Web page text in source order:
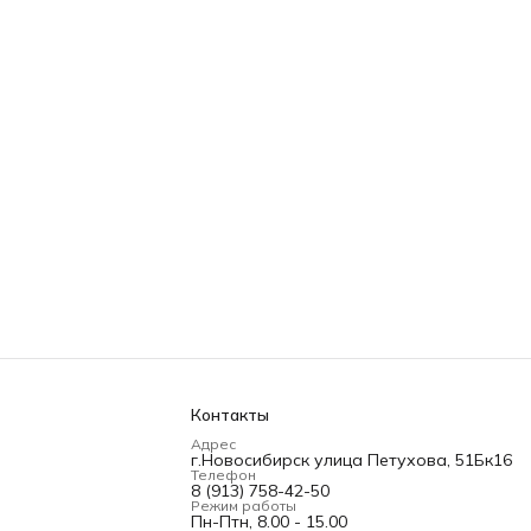
Контакты
Адрес
г.Новосибирск улица Петухова, 51Бк16
Телефон
8 (913) 758-42-50
Режим работы
Пн-Птн, 8.00 - 15.00